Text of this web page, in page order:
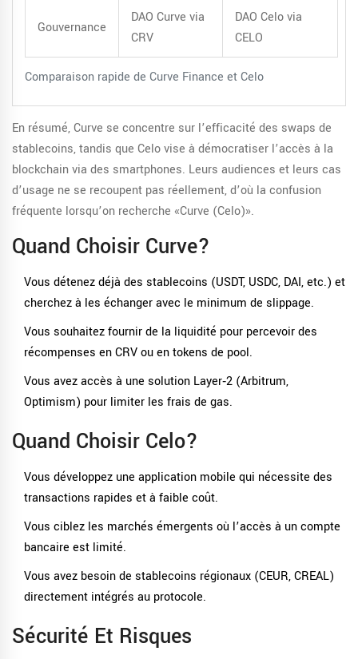
Comparaison rapide de Curve Finance et Celo
Gouvernance
DAO Curve via
CRV
DAO Celo via
CELO
En résumé, Curve se concentre sur l’efficacité des swaps de
stablecoins, tandis que Celo vise à démocratiser l’accès à la
blockchain via des smartphones. Leurs audiences et leurs cas
d’usage ne se recoupent pas réellement, d’où la confusion
fréquente lorsqu’on recherche «Curve (Celo)».
Quand Choisir Curve?
Vous détenez déjà des stablecoins (USDT, USDC, DAI, etc.) et
cherchez à les échanger avec le minimum de slippage.
Vous souhaitez fournir de la liquidité pour percevoir des
récompenses en CRV ou en tokens de pool.
Vous avez accès à une solution Layer‑2 (Arbitrum,
Optimism) pour limiter les frais de gas.
Quand Choisir Celo?
Vous développez une application mobile qui nécessite des
transactions rapides et à faible coût.
Vous ciblez les marchés émergents où l’accès à un compte
bancaire est limité.
Vous avez besoin de stablecoins régionaux (CEUR, CREAL)
directement intégrés au protocole.
Sécurité Et Risques